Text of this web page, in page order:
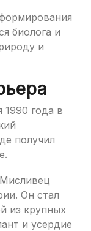
биолога и
и
1990 года в
получил
Он стал
из крупных
и усердие